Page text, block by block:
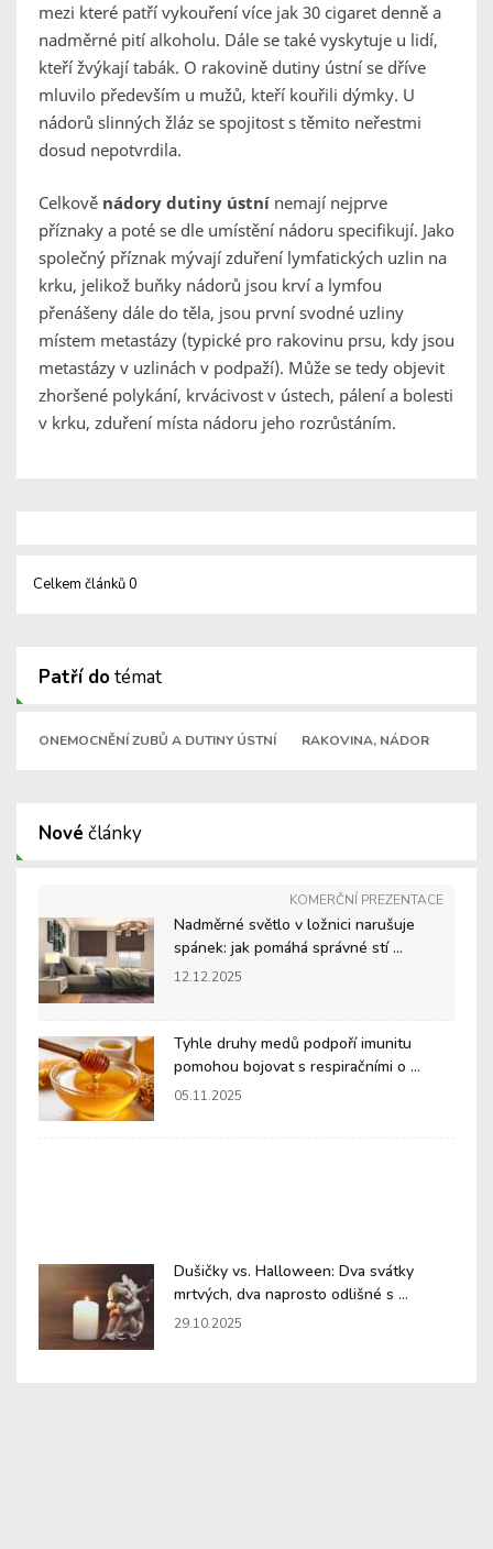
mezi které patří vykouření více jak 30 cigaret denně a
nadměrné pití alkoholu. Dále se také vyskytuje u lidí,
kteří žvýkají tabák. O rakovině dutiny ústní se dříve
mluvilo především u mužů, kteří kouřili dýmky. U
nádorů slinných žláz se spojitost s těmito neřestmi
dosud nepotvrdila.
Celkově nádory dutiny ústní nemají nejprve
příznaky a poté se dle umístění nádoru specifikují. Jako
společný příznak mývají zduření lymfatických uzlin na
krku, jelikož buňky nádorů jsou krví a lymfou
přenášeny dále do těla, jsou první svodné uzliny
místem metastázy (typické pro rakovinu prsu, kdy jsou
metastázy v uzlinách v podpaží). Může se tedy objevit
zhoršené polykání, krvácivost v ústech, pálení a bolesti
v krku, zduření místa nádoru jeho rozrůstáním.
Celkem článků 0
Patří dotémat
ONEMOCNĚNÍ ZUBŮ A DUTINY ÚSTNÍ RAKOVINA, NÁDOR
Nové články
KOMERČNÍ PREZENTACE
Nadměrné světlo v ložnici narušuje
spánek: jak pomáhá správné stí ...
12.12.2025
Tyhle druhy medů podpoří imunitu
pomohou bojovat s respiračními o ...
05.11.2025
Dušičky vs. Halloween: Dva svátky
mrtvých, dva naprosto odlišné s ...
29.10.2025